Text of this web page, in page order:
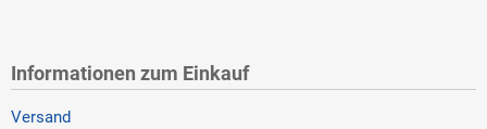
Informationen zum Einkauf
Versand